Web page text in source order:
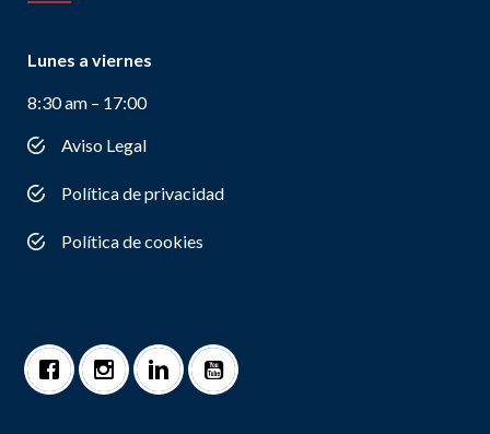
Lunes a viernes
8:30 am – 17:00
Aviso Legal
Política de privacidad
Política de cookies